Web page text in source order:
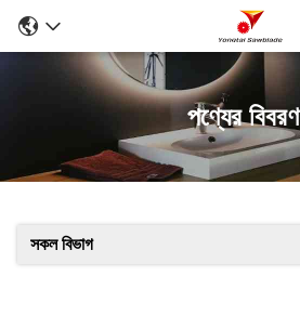
পণ্যের বিবরণ
সকল বিভাগ